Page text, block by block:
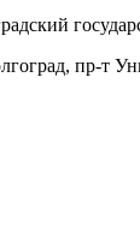
пр-т